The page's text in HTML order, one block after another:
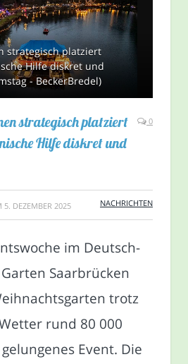
strategisch platziert
Hilfe diskret und
- BeckerBredel)
strategisch platziert
Hilfe diskret und
0
5. DEZEMBER 2025 NACHRICHTEN
im Deutsch-
Saarbrücken
trotz
rund 80 000
Event. Die